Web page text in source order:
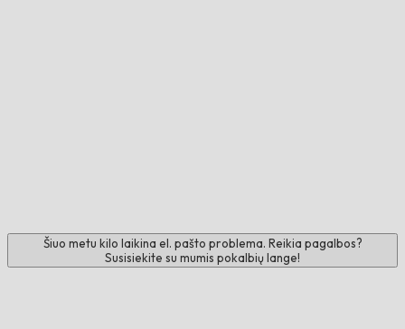
Šiuo metu kilo laikina el. pašto problema. Reikia pagalbos?
Susisiekite su mumis pokalbių lange!